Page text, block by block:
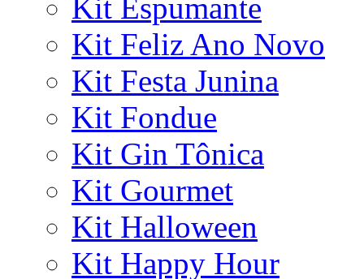
Kit Espumante
Kit Feliz Ano Novo
Kit Festa Junina
Kit Fondue
Kit Gin Tônica
Kit Gourmet
Kit Halloween
Kit Happy Hour